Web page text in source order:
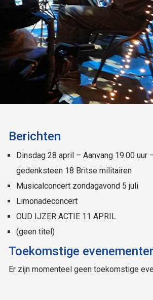
Berichten
Dinsdag 28 april – Aanvang 19.00 uur
gedenksteen 18 Britse militairen
Musicalconcert zondagavond 5 juli
Limonadeconcert
OUD IJZER ACTIE 11 APRIL
(geen titel)
Toekomstige
Er zijn momenteel geen toekomstige